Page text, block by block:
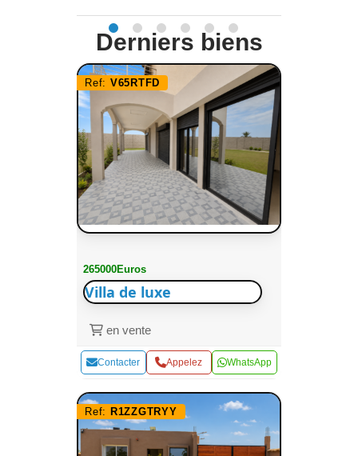
Derniers biens
Ref: V65RTFD
265000Euros
Villa de luxe
en vente
Contacter Appelez WhatsApp
Ref: R1ZZGTRYY